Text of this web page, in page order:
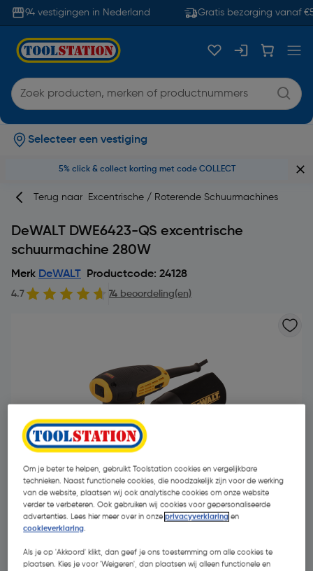
94 vestigingen in Nederland Gratis bezorging vanaf
Selecteer een vestiging
5% click & collect korting met code COLLECT
Terug naar Excentrische / Roterende Schuurmachines
DeWALT DWE6423-QS excentrische
schuurmachine 280W
Merk DeWALT Productcode: 24128
4.7 74 beoordeling(en)
€ 140,72| Excl. btw € 116,30
Om je beter te helpen, gebruikt Toolstation cookies en vergelijkbare
technieken. Naast functionele cookies, die noodzakelijk zijn voor de werking
van de website, plaatsen wij ook analytische cookies om onze website
verder te verbeteren. Ook gebruiken wij cookies voor gepersonaliseerde
advertenties. Lees hier meer over in onzeprivacyverklaring en
cookieverklaring.
Als je op 'Akkoord' klikt, dan geef je ons toestemming om alle cookies te
plaatsen. Kies je voor 'Weigeren', dan plaatsen wij alleen functionele en